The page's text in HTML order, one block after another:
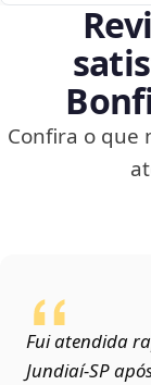
Confira o que
Fui atendida
Jundiaí‑SP